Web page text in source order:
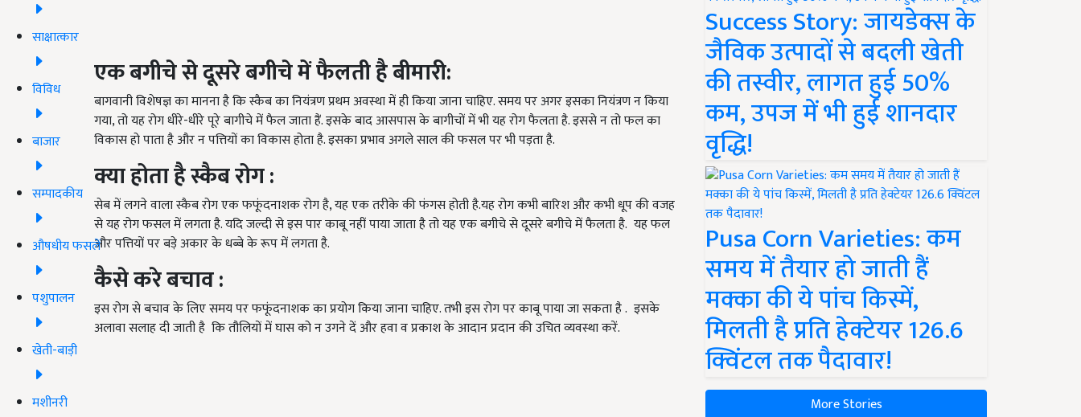
साक्षात्कार
विविध
बाजार
सम्पादकीय
औषधीय फसलें
पशुपालन
खेती-बाड़ी
मशीनरी
एक बगीचे से दूसरे बगीचे में फैलती है बीमारी:
बागवानी विशेषज्ञ का मानना है कि स्कैब का नियंत्रण प्रथम अवस्था में ही किया जाना चाहिए. समय पर अगर इसका नियंत्रण न किया
गया, तो यह रोग धीरे-धीरे पूरे बागीचे में फैल जाता हैं. इसके बाद आसपास के बागीचों में भी यह रोग फैलता है. इससे न तो फल का
विकास हो पाता है और न पत्तियों का विकास होता है. इसका प्रभाव अगले साल की फसल पर भी पड़ता है.
क्या होता है स्कैब रोग :
सेब में लगने वाला स्कैब रोग एक फफूंदनाशक रोग है, यह एक तरीके की फंगस होती है.यह रोग कभी बारिश और कभी धूप की वजह
से यह रोग फसल में लगता है. यदि जल्दी से इस पार काबू नहीं पाया जाता है तो यह एक बगीचे से दूसरे बगीचे में फैलता है. यह फल
और पत्तियों पर बड़े अकार के धब्बे के रूप में लगता है.
कैसे करे बचाव :
इस रोग से बचाव के लिए समय पर फफूंदनाशक का प्रयोग किया जाना चाहिए. तभी इस रोग पर काबू पाया जा सकता है . इसके
अलावा सलाह दी जाती है कि तौलियों में घास को न उगने दें और हवा व प्रकाश के आदान प्रदान की उचित व्यवस्था करें.
Success Story: जायडेक्स के
जैविक उत्पादों से बदली खेती
की तस्वीर, लागत हुई 50%
कम, उपज में भी हुई शानदार
वृद्धि!
Pusa Corn Varieties: कम
समय में तैयार हो जाती हैं
मक्का की ये पांच किस्में,
मिलती है प्रति हेक्टेयर 126.6
क्विंटल तक पैदावार!
More Stories